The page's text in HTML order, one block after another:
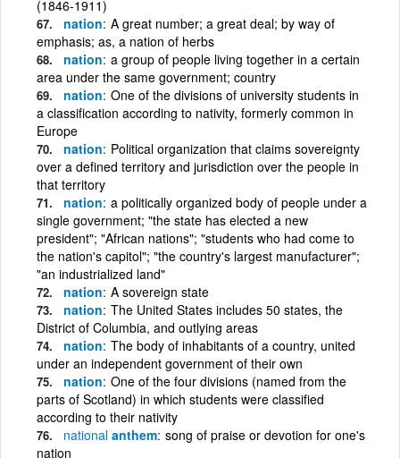
(1846-1911)
nation A great number; a great deal; by way of
emphasis; as, a nation of herbs
nation a group of people living together in a certain
area under the same government; country
nation One of the divisions of university students in
a classification according to nativity, formerly common in
Europe
nation Political organization that claims sovereignty
over a defined territory and jurisdiction over the people in
that territory
nation a politically organized body of people under a
single government; "the state has elected a new
president"; "African nations"; "students who had come to
the nation's capitol"; "the country's largest manufacturer";
"an industrialized land"
nation A sovereign state
nation The United States includes 50 states, the
District of Columbia, and outlying areas
nation The body of inhabitants of a country, united
under an independent government of their own
nation One of the four divisions (named from the
parts of Scotland) in which students were classified
according to their nativity
national anthem song of praise or devotion for one's
nation